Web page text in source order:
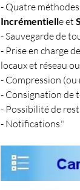
- Quatre méthodes
Incrémentielle et
- Sauvegarde de
- Prise en charge
locaux et réseau
- Compression
- Consignation de
- Possibilité de
- Notifications."